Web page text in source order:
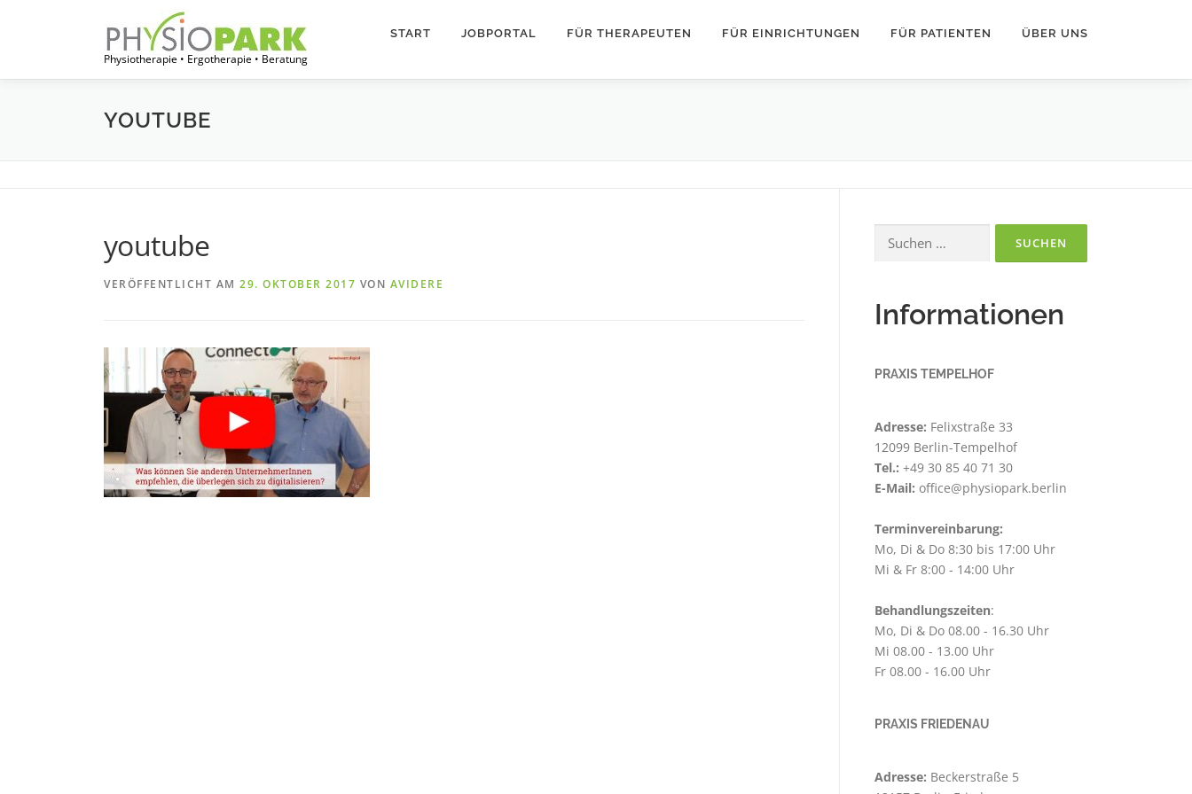
Physiotherapie • Ergotherapie • Beratung
START JOBPORTAL FÜR THERAPEUTEN FÜR EINRICHTUNGEN FÜR PATIENTEN ÜBER UNS
YOUTUBE
youtube
VERÖFFENTLICHT AM 29. OKTOBER 2017 VON AVIDERE
Suchen
nach:
Informationen
PRAXIS TEMPELHOF
Adresse: Felixstraße 33
12099 Berlin-Tempelhof
Tel.: +49 30 85 40 71 30
E-Mail: office@physiopark.berlin
Terminvereinbarung:
Mo, Di & Do 8:30 bis 17:00 Uhr
Mi & Fr 8:00 - 14:00 Uhr
Behandlungszeiten:
Mo, Di & Do 08.00 - 16.30 Uhr
Mi 08.00 - 13.00 Uhr
Fr 08.00 - 16.00 Uhr
PRAXIS FRIEDENAU
Adresse: Beckerstraße 5